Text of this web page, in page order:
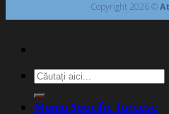
Copyright 2026 ©
Caută
după:
Meniu Specific Turcesc